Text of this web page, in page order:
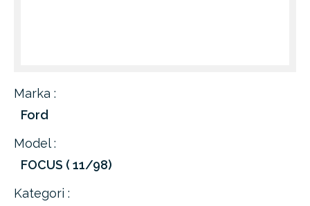
Marka :
Ford
Model :
FOCUS ( 11/98)
Kategori :